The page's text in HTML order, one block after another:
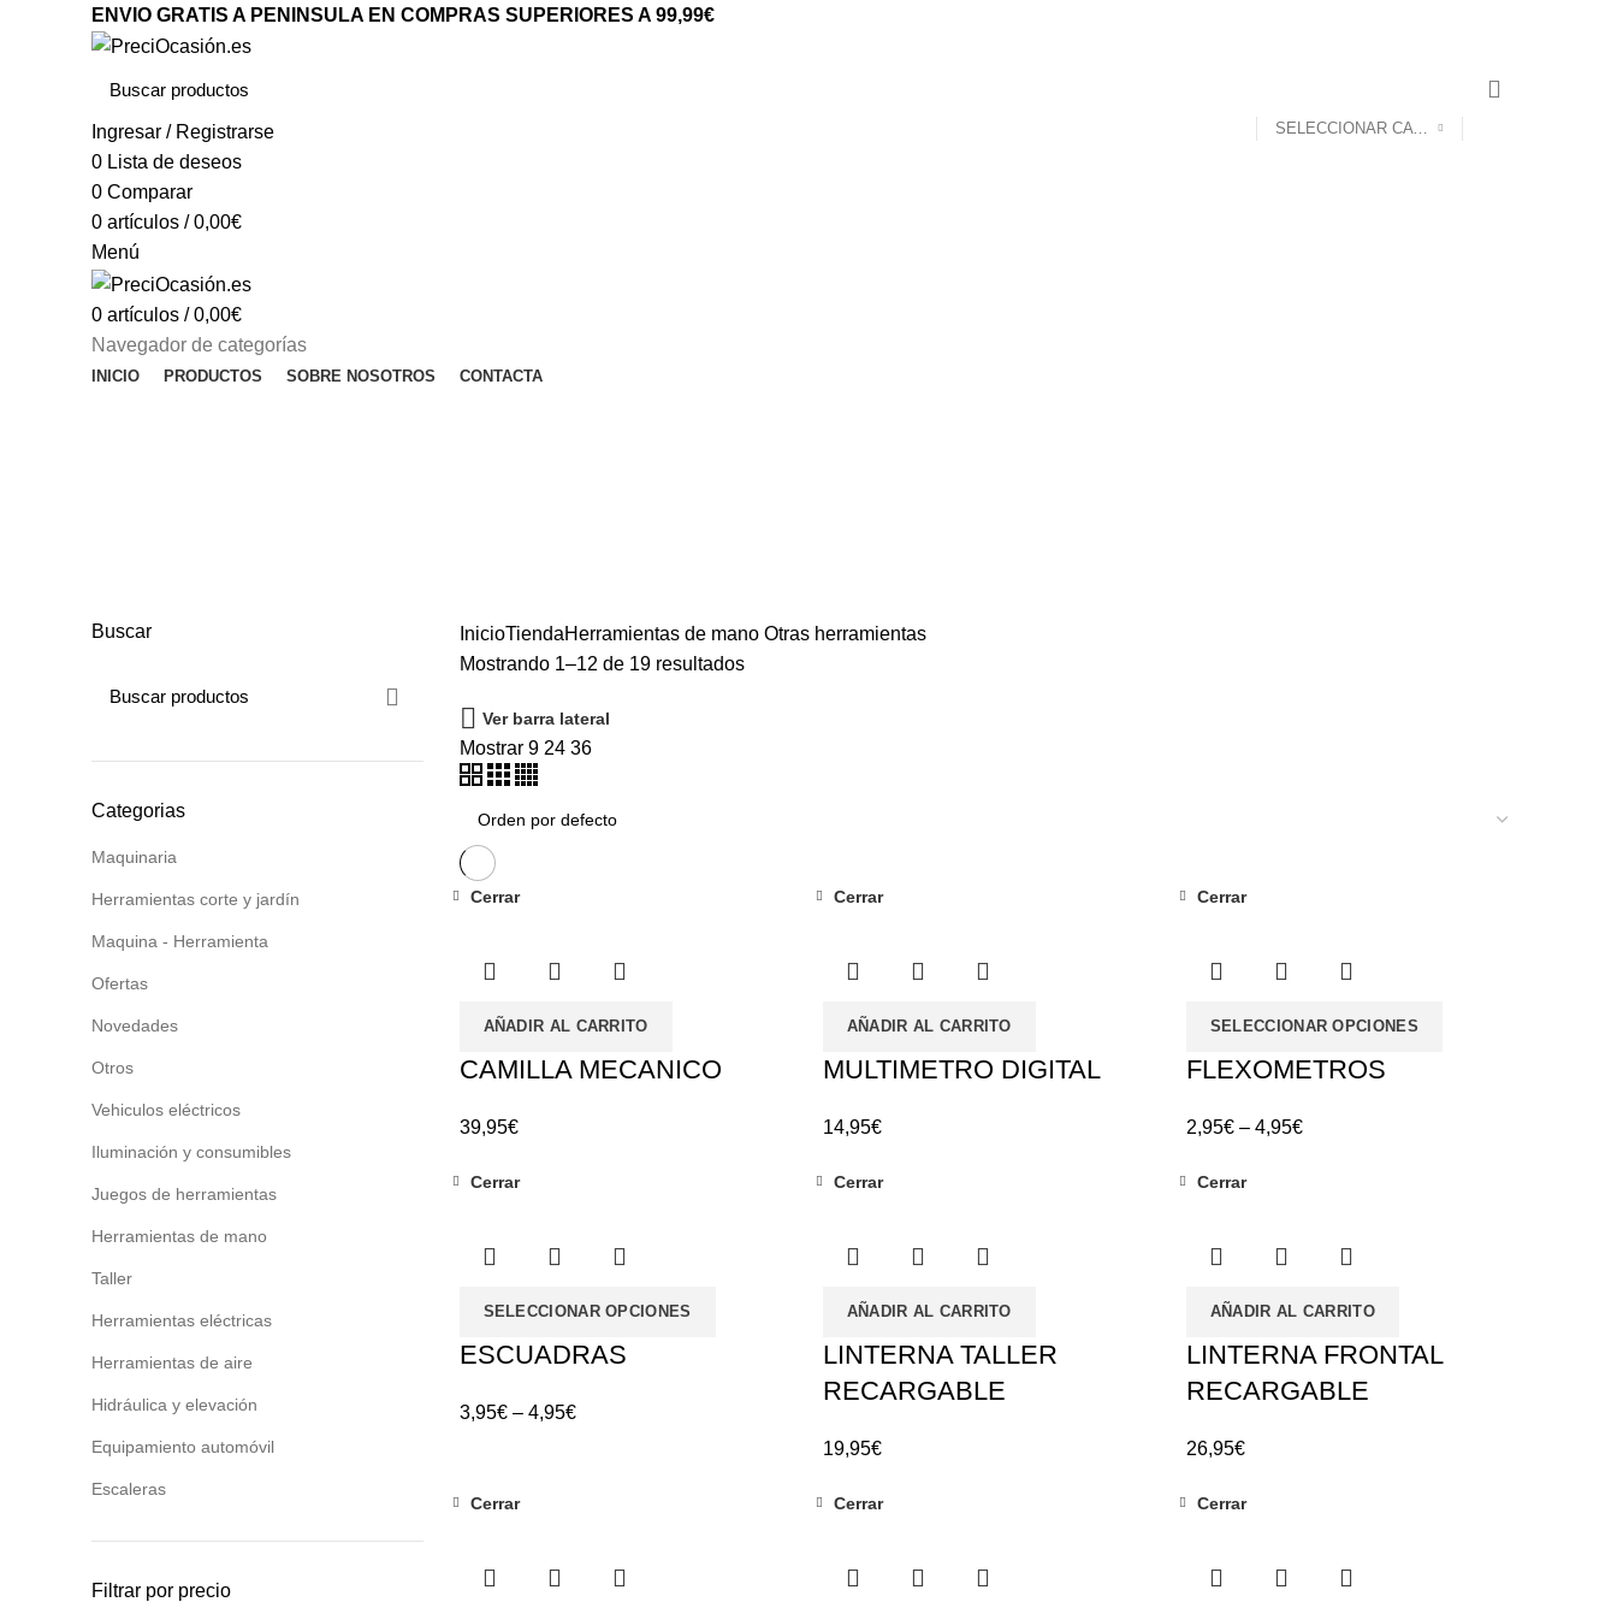
ENVIO GRATIS A PENINSULA EN COMPRAS SUPERIORES A 99,99€
SELECCIONAR CATEGORÍA
Ingresar / Registrarse
0 Lista de deseos
0 Comparar
0 artículos / 0,00€
Menú
0 artículos / 0,00€
Navegador de categorías
INICIO PRODUCTOS SOBRE NOSOTROS CONTACTA
Buscar
Categorias
Maquinaria
Herramientas corte y jardín
Maquina - Herramienta
Ofertas
Novedades
Otros
Vehiculos eléctricos
Iluminación y consumibles
Juegos de herramientas
Herramientas de mano
Taller
Herramientas eléctricas
Herramientas de aire
Hidráulica y elevación
Equipamiento automóvil
Escaleras
Filtrar por precio
InicioTiendaHerramientas de manoOtras herramientas
Mostrando 1–12 de 19 resultados
Ver barra lateral
Mostrar 9 24 36
AÑADIR AL CARRITO
Cerrar
CAMILLA MECANICO
39,95€
AÑADIR AL CARRITO
Cerrar
MULTIMETRO DIGITAL
14,95€
SELECCIONAR OPCIONES
Cerrar
FLEXOMETROS
2,95€– 4,95€
SELECCIONAR OPCIONES
Cerrar
ESCUADRAS
3,95€– 4,95€
AÑADIR AL CARRITO
Cerrar
LINTERNA TALLER
RECARGABLE
19,95€
AÑADIR AL CARRITO
Cerrar
LINTERNA FRONTAL
RECARGABLE
26,95€
Cerrar Cerrar Cerrar